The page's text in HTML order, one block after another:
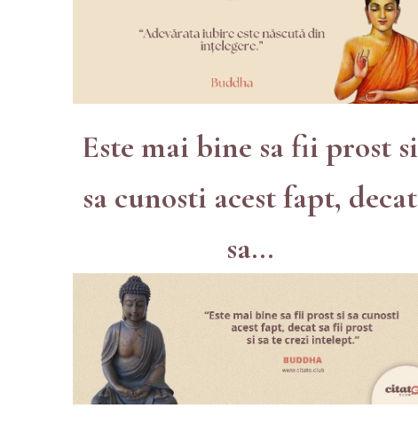
Este mai bine sa fii prost si
sa cunosti acest fapt, decat
sa...